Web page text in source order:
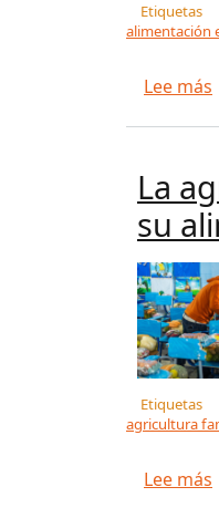
Etiquetas
alimentación
Lee más
La
su
Etiquetas
agricultura
Lee más